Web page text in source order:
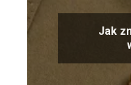
Jak